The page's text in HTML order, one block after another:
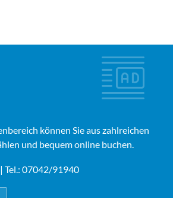
können Sie aus zahlreichen
und bequem online buchen.
| Tel.: 07042/91940